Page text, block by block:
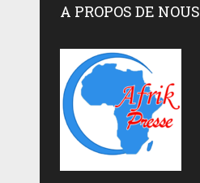
A PROPOS DE NOUS